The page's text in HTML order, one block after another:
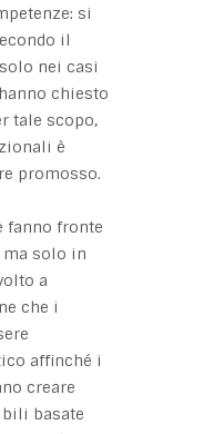
si
il
nei casi
chiesto
tale scopo,
è
promosso.
fanno fronte
solo in
a
che i
affinché i
creare
basate